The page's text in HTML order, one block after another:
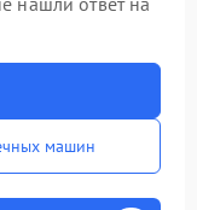
машин